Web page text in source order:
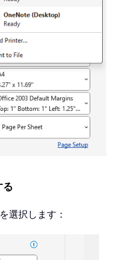
る
選択します：